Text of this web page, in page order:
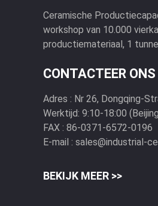
Ceramische
workshop van 10.000
productiemateriaal, 1
CONTACTEER ONS
Adres : Nr 26, Dongqing-
Werktijd: 9:10-18:00
FAX : 86-0371-6572-0196
E-mail : sales@industrial-
BEKIJK MEER >>